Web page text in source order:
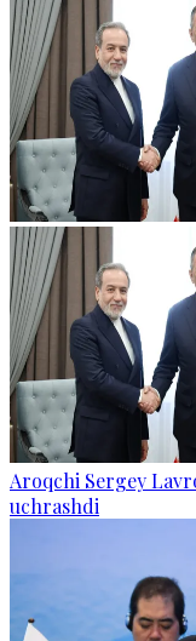
Aroqchi Sergey
uchrashdi